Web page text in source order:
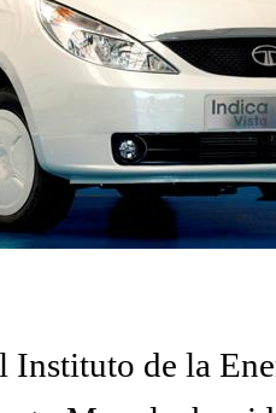
Instituto de la